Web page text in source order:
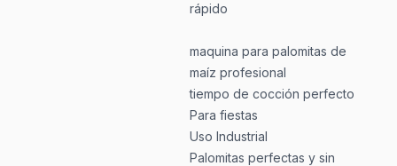
rápido
maquina para palomitas de
maíz profesional
tiempo de cocción perfecto
Para fiestas
Uso Industrial
Palomitas perfectas y sin